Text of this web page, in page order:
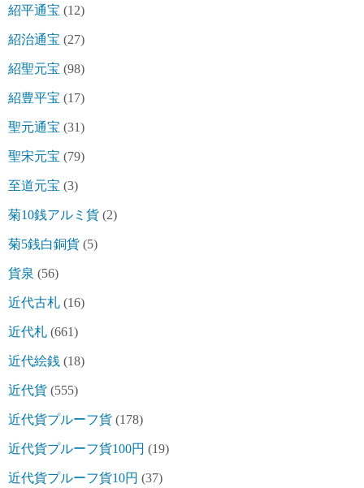
紹平通宝 (12)
紹治通宝 (27)
紹聖元宝 (98)
紹豊平宝 (17)
聖元通宝 (31)
聖宋元宝 (79)
至道元宝 (3)
菊10銭アルミ貨 (2)
菊5銭白銅貨 (5)
貨泉 (56)
近代古札 (16)
近代札 (661)
近代絵銭 (18)
近代貨 (555)
近代貨プルーフ貨 (178)
近代貨プルーフ貨100円 (19)
近代貨プルーフ貨10円 (37)